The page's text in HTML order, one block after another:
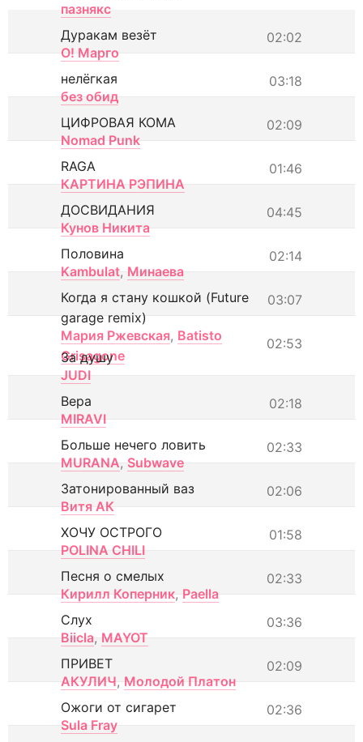
пазнякс
02:02
Дуракам везёт
О! Марго
03:18
нелёгкая
без обид
02:09
ЦИФРОВАЯ КОМА
Nomad Punk
01:46
RAGA
КАРТИНА РЭПИНА
04:45
ДОСВИДАНИЯ
Кунов Никита
02:14
Половина
Kambulat, Минаева
03:07
Когда я стану кошкой (Future
garage remix)
Мария Ржевская, Batisto
Grisagone
02:53
За душу
JUDI
02:18
Вера
MIRAVI
02:33
Больше нечего ловить
MURANA, Subwave
02:06
Затонированный ваз
Витя АК
01:58
ХОЧУ ОСТРОГО
POLINA CHILI
02:33
Песня о смелых
Кирилл Коперник, Paella
03:36
Слух
Biicla, MAYOT
02:09
ПРИВЕТ
АКУЛИЧ, Молодой Платон
02:36
Ожоги от сигарет
Sula Fray